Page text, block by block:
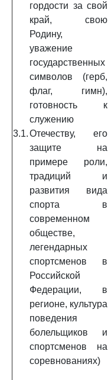
3.1.
гордости за свой
край, свою
Родину,
уважение
государственных
символов (герб,
флаг, гимн),
готовность к
служению
Отечеству, его
защите на
примере роли,
традиций и
развития вида
спорта в
современном
обществе,
легендарных
спортсменов в
Российской
Федерации, в
регионе, культура
поведения
болельщиков и
спортсменов на
соревнованиях)